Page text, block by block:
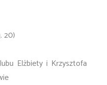
20)
Elżbiety i Krzysztofa